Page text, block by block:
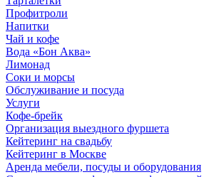
Профитроли
Напитки
Чай и кофе
Вода «Бон Аква»
Лимонад
Соки и морсы
Обслуживание и посуда
Услуги
Кофе-брейк
Организация выездного фуршета
Кейтеринг на свадьбу
Кейтеринг в Москве
Аренда мебели, посуды и оборудования